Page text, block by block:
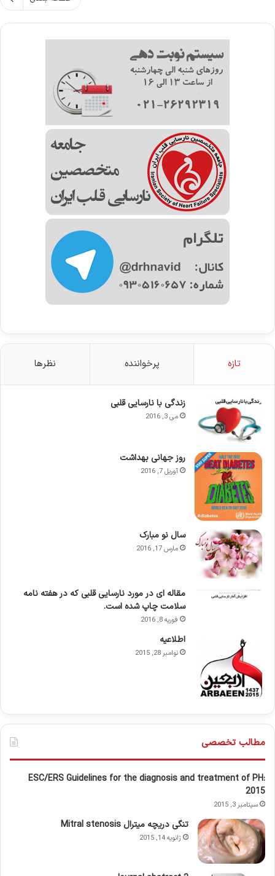
تازه پرخواننده نظرها
زندگی با نارسایی قلبی
می 3, 2016
روز جهانی بهداشت
آوریل 7, 2016
سال نو مبارک
مارس 17, 2016
مقاله ای در مورد نارسایی قلبی که در هفته نامه
سلامت چاپ شده است.
فوریه 8, 2016
اطلاعيه
نوامبر 28, 2015
مطالب تخصصی
ESC/ERS Guidelines for the diagnosis and treatment of PH:
2015
سپتامبر 3, 2015
تنگی دریچه میترال Mitral stenosis
ژانویه 14, 2015